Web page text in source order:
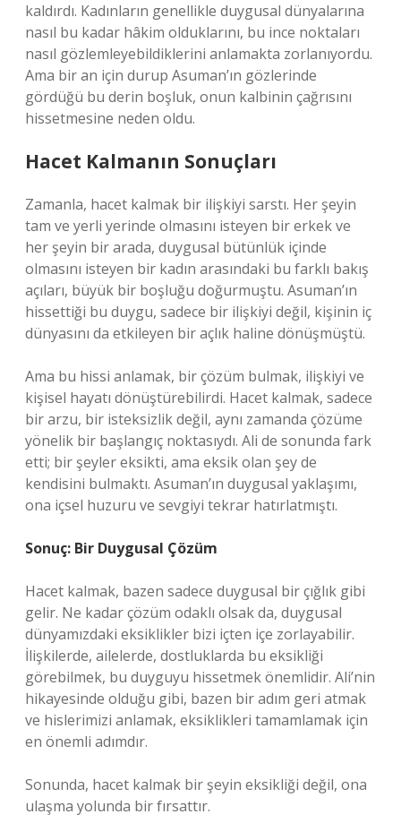
kaldırdı. Kadınların genellikle duygusal dünyalarına
nasıl bu kadar hâkim olduklarını, bu ince noktaları
nasıl gözlemleyebildiklerini anlamakta zorlanıyordu.
Ama bir an için durup Asuman’ın gözlerinde
gördüğü bu derin boşluk, onun kalbinin çağrısını
hissetmesine neden oldu.
Hacet Kalmanın Sonuçları
Zamanla, hacet kalmak bir ilişkiyi sarstı. Her şeyin
tam ve yerli yerinde olmasını isteyen bir erkek ve
her şeyin bir arada, duygusal bütünlük içinde
olmasını isteyen bir kadın arasındaki bu farklı bakış
açıları, büyük bir boşluğu doğurmuştu. Asuman’ın
hissettiği bu duygu, sadece bir ilişkiyi değil, kişinin iç
dünyasını da etkileyen bir açlık haline dönüşmüştü.
Ama bu hissi anlamak, bir çözüm bulmak, ilişkiyi ve
kişisel hayatı dönüştürebilirdi. Hacet kalmak, sadece
bir arzu, bir isteksizlik değil, aynı zamanda çözüme
yönelik bir başlangıç noktasıydı. Ali de sonunda fark
etti; bir şeyler eksikti, ama eksik olan şey de
kendisini bulmaktı. Asuman’ın duygusal yaklaşımı,
ona içsel huzuru ve sevgiyi tekrar hatırlatmıştı.
Sonuç: Bir Duygusal Çözüm
Hacet kalmak, bazen sadece duygusal bir çığlık gibi
gelir. Ne kadar çözüm odaklı olsak da, duygusal
dünyamızdaki eksiklikler bizi içten içe zorlayabilir.
İlişkilerde, ailelerde, dostluklarda bu eksikliği
görebilmek, bu duyguyu hissetmek önemlidir. Ali’nin
hikayesinde olduğu gibi, bazen bir adım geri atmak
ve hislerimizi anlamak, eksiklikleri tamamlamak için
en önemli adımdır.
Sonunda, hacet kalmak bir şeyin eksikliği değil, ona
ulaşma yolunda bir fırsattır.